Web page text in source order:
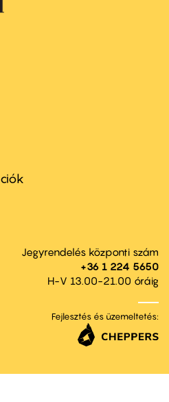
Jegyrendelés központi szám
+36 1 224 5650
H-V 13.00-21.00 óráig
Fejlesztés és üzemeltetés: